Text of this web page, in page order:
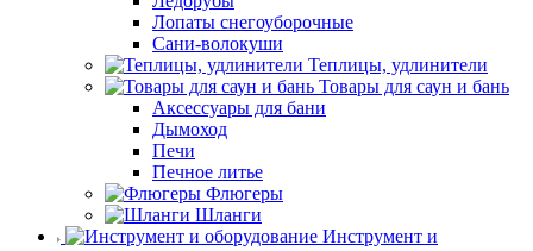
Лопаты снегоуборочные
Сани-волокуши
Теплицы, удлинители
Товары для саун и бань
Аксессуары для бани
Дымоход
Печи
Печное литье
Флюгеры
Шланги
Инструмент и